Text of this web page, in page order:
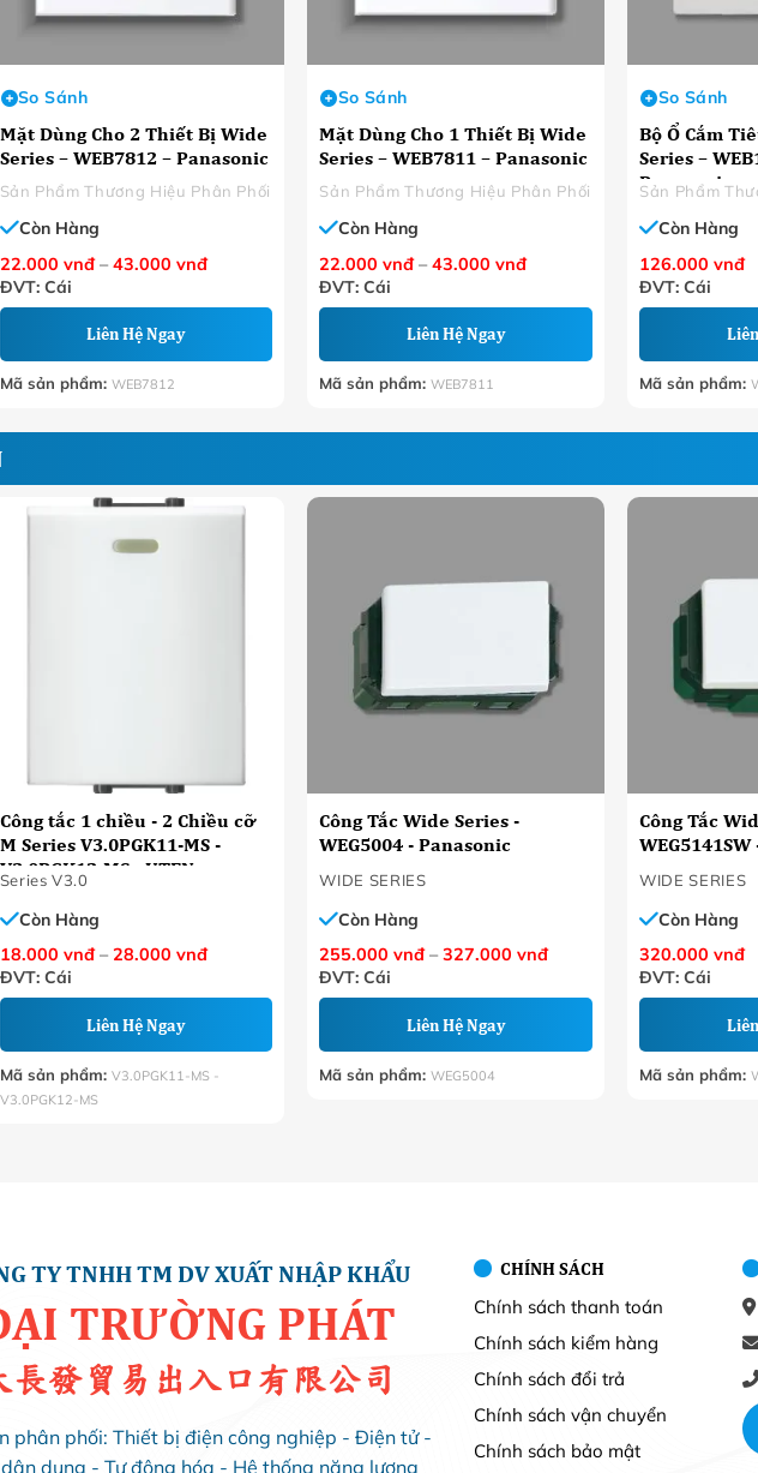
Sản Phẩm Thương Hiệu Phân Phối
Mặt Dùng Cho 2 Thiết Bị Wide
Series – WEB7812 – Panasonic
So Sánh
Còn Hàng
22.000 vnđ – 43.000 vnđKhoảng
22.000 VNĐ
ĐVT: Cái
Liên Hệ Ngay
Mã sản phẩm: WEB7812
Sản Phẩm Thương Hiệu Phân Phối
Mặt Dùng Cho 1 Thiết Bị Wide
Series – WEB7811 – Panasonic
So Sánh
Còn Hàng
22.000vnđ – 43.000vnđKhoảng
22.000 VNĐ
ĐVT: Cái
Liên Hệ Ngay
Mã sản phẩm:WEB7811
Sản Phẩm
Bộ Ổ Cắm
Series –
Panasonic
So Sánh
Còn Hàng
126.000vnđ
ĐVT: Cái
Mã sản phẩm:
Series V3.0
Công tắc 1 chiều - 2 Chiều cỡ
M Series V3.0PGK11-MS -
V3.0PGK12-MS - UTEN
Còn Hàng
18.000 vnđ – 28.000 vnđKhoảng
18.000 VNĐ
ĐVT: Cái
Liên Hệ Ngay
Mã sản phẩm: V3.0PGK11-MS -
V3.0PGK12-MS
WIDE SERIES
Công Tắc Wide Series -
WEG5004 - Panasonic
Còn Hàng
255.000vnđ – 327.000vnđKhoảng
255.000 VNĐ
ĐVT: Cái
Liên Hệ Ngay
Mã sản phẩm:WEG5004
WIDE SERIES
Công Tắc
Còn Hàng
320.000vnđ
ĐVT: Cái
Mã sản phẩm:
TY TNHH TM DV XUẤT NHẬP KHẨU
TRƯỜNG PHÁT
長發貿易出入口有限公司
phân phối: Thiết bị điện công nghiệp - Điện tử -
dụng - Tự động hóa - Hệ thống năng lượng
CHÍNH SÁCH
Chính sách thanh toán
Chính sách kiểm hàng
Chính sách đổi trả
Chính sách vận chuyển
Chính sách bảo mật